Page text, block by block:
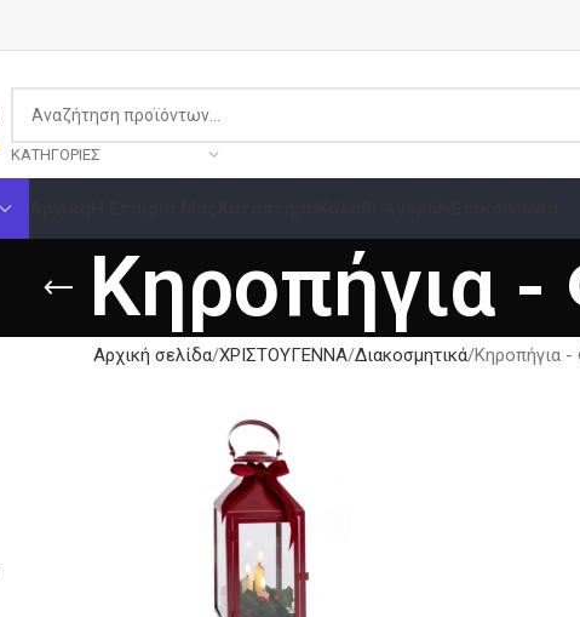
ΚΑΤΗΓΟΡΊΕΣ
Κηροπήγια -
Αρχική σελίδα ΧΡΙΣΤΟΥΓΕΝΝΑ Διακοσμητικά Κηροπήγια -